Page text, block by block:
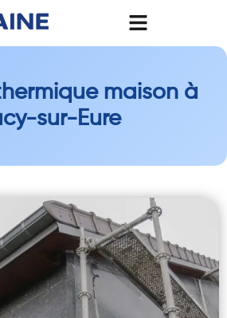
maison à
sur-Eure